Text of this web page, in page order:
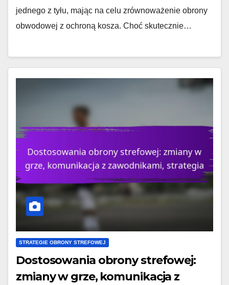
jednego z tyłu, mając na celu zrównoważenie obrony
obwodowej z ochroną kosza. Choć skutecznie…
STRATEGIE OBRONY STREFOWEJ
Dostosowania obrony strefowej:
zmiany w grze, komunikacja z